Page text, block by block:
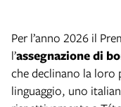
Per l’anno 2026 il
l’assegnazione di
che declinano la loro
linguaggio, uno